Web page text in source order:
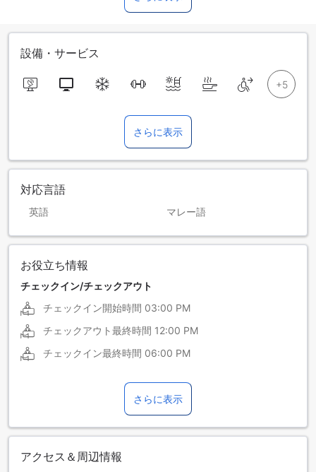
設備・サービス
さらに表示
対応言語
英語 マレー語
お役立ち情報
チェックイン/チェックアウト
チェックイン開始時間 03:00 PM
チェックアウト最終時間 12:00 PM
チェックイン最終時間 06:00 PM
さらに表示
アクセス＆周辺情報